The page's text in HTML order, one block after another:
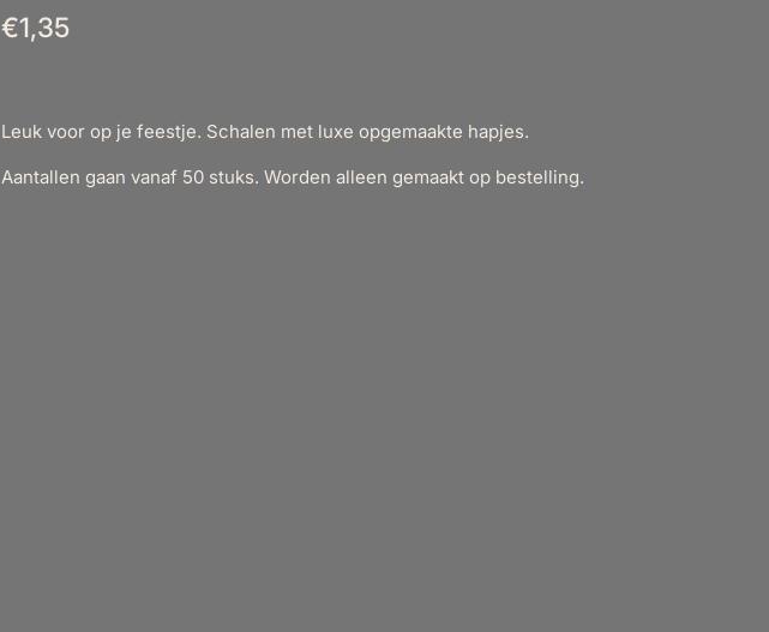
€1,35
Leuk voor op je feestje. Schalen met luxe opgemaakte hapjes.
Aantallen gaan vanaf 50 stuks. Worden alleen gemaakt op bestelling.